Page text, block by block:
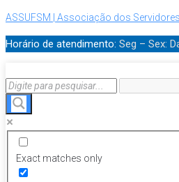
ASSUFSM | Associação dos
Horário de atendimento: Seg – Sex:
Exact matches only